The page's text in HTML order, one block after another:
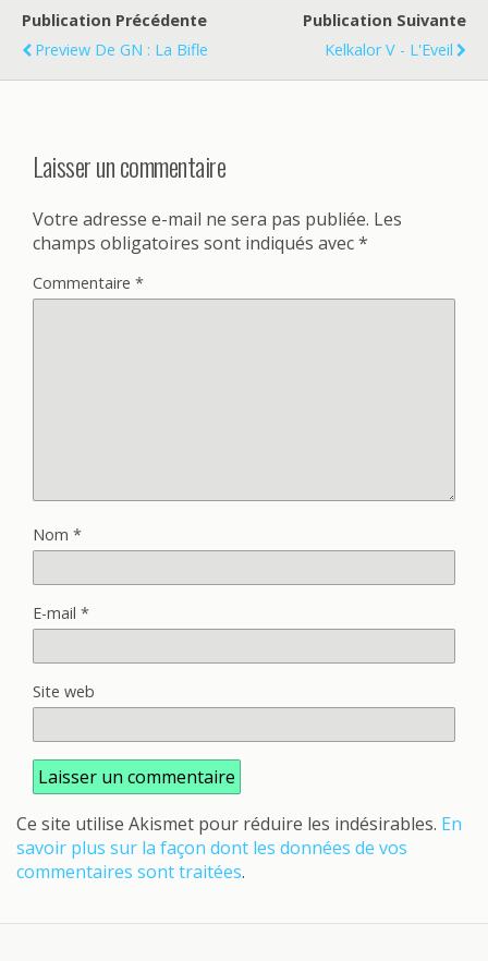
Publication Précédente
Preview De GN : La Bifle
Publication Suivante
Kelkalor V - L'Eveil
Laisser un commentaire
Votre adresse e-mail ne sera pas publiée. Les
champs obligatoires sont indiqués avec*
Commentaire *
Nom *
E-mail *
Site web
Ce site utilise Akismet pour réduire les indésirables. En
savoir plus sur la façon dont les données de vos
commentaires sont traitées.